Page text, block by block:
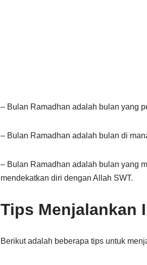
– Bulan Ramadhan adalah bulan yang
– Bulan Ramadhan adalah bulan di
– Bulan Ramadhan adalah bulan yang
mendekatkan diri dengan Allah SWT.
Tips Menjalankan
Berikut adalah beberapa tips untuk